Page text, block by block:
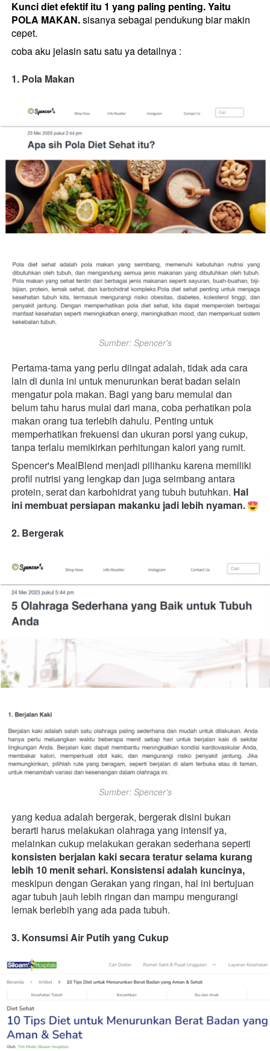
Kunci diet efektif itu 1 yang paling penting. Yaitu
POLA MAKAN. sisanya sebagai pendukung biar makin
cepet.
coba aku jelasin satu satu ya detailnya :
1. Pola Makan
Sumber: Spencer's
Pertama-tama yang perlu diingat adalah, tidak ada cara
lain di dunia ini untuk menurunkan berat badan selain
mengatur pola makan. Bagi yang baru memulai dan
belum tahu harus mulai dari mana, coba perhatikan pola
makan orang tua terlebih dahulu. Penting untuk
memperhatikan frekuensi dan ukuran porsi yang cukup,
tanpa terlalu memikirkan perhitungan kalori yang rumit.
Spencer's MealBlend menjadi pilihanku karena memiliki
profil nutrisi yang lengkap dan juga seimbang antara
protein, serat dan karbohidrat yang tubuh butuhkan. Hal
ini membuat persiapan makanku jadi lebih nyaman.
2. Bergerak
Sumber: Spencer's
yang kedua adalah bergerak, bergerak disini bukan
berarti harus melakukan olahraga yang intensif ya,
konsisten berjalan kaki secara teratur selama kurang
lebih 10 menit sehari. Konsistensi adalah kuncinya,
meskipun dengan Gerakan yang ringan, hal ini bertujuan
agar tubuh jauh lebih ringan dan mampu mengurangi
lemak berlebih yang ada pada tubuh.
3. Konsumsi Air Putih yang Cukup